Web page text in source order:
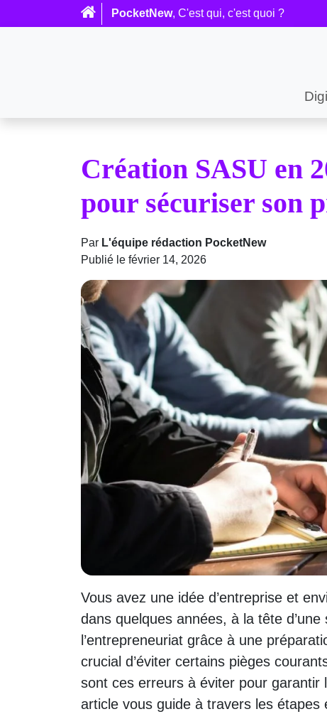
PocketNew, C'est qui, c'est quoi ?
Création SASU en
pour sécuriser son
Par L'équipe rédaction PocketNew
Publié le février 14, 2026
Vous avez une idée d’entreprise et
dans quelques années, à la tête
l’entrepreneuriat grâce à une
crucial d’éviter certains pièges
sont ces erreurs à éviter pour
article vous guide à travers les